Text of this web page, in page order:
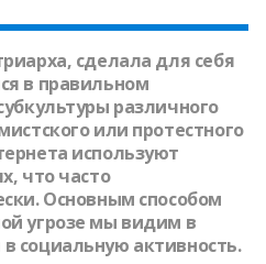
сделала для себя
в правильном
различного
или протестного
используют
что часто
Основным способом
угрозе мы видим в
социальную активность.